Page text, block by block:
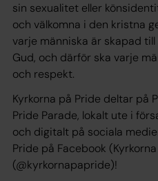
sin sexualitet eller
och välkomna i den kristna
varje människa är skapad
Gud, och därför ska varje
och respekt.
Kyrkorna på Pride deltar på
Pride Parade, lokalt ute i
och digitalt på sociala
Pride på Facebook
(@kyrkornapapride)!